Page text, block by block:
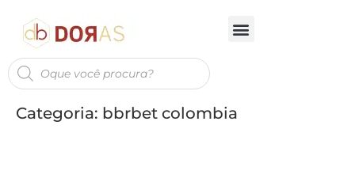
Categoria: bbrbet colombia